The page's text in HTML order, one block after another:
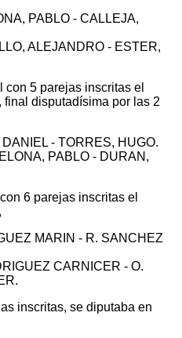
PABLO - CALLEJA,
ALEJANDRO - ESTER,
5 parejas inscritas el
disputadísima por las 2
- TORRES, HUGO.
PABLO - DURAN,
6 parejas inscritas el
MARIN - R. SANCHEZ
CARNICER - O.
inscritas, se diputaba en